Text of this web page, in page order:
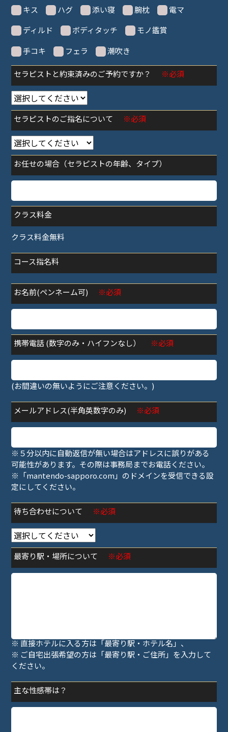
キス ハグ 添い寝 腕枕
電マ
ディルド
ボディタッチ
モノ鑑賞
手コキ
フェラ 潮吹き
セラピストと約束済みのご予約ですか？ ※必須
セラピストのご指名について ※必須
お任せの場合（セラピストの年齢、タイプ）
クラス料金
クラス料金無料
コース指名料
お名前(ペンネーム可) ※必須
携帯電話 (数字のみ・ハイフンなし） ※必須
(お間違いの無いようにご注意ください。)
メールアドレス(半角英数字のみ) ※必須
※５分以内に自動返信が無い場合はアドレスに誤りがある
可能性があります。その際は事務局までお電話ください。
※「mantendo-sapporo.com」のドメインを受信できる設
定にしてください。
待ち合わせについて ※必須
最寄り駅・場所について ※必須
※ 直接ホテルに入る方は「最寄り駅・ホテル名」、
※ ご自宅出張希望の方は「最寄り駅・ご住所」を入力して
ください。
主な性感帯は？